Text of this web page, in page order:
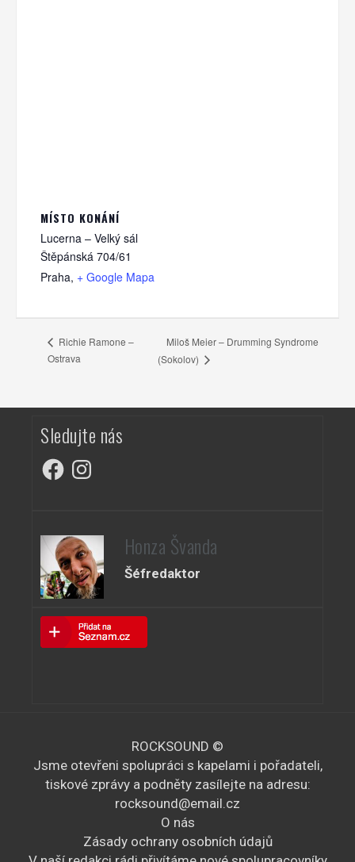
MÍSTO KONÁNÍ
Lucerna – Velký sál
Štěpánská 704/61
Praha, + Google Mapa
Richie Ramone –
Ostrava
Miloš Meier – Drumming Syndrome
(Sokolov)
Sledujte nás
FacebookInstagram
Honza Švanda
Šéfredaktor
ROCKSOUND ©
Jsme otevřeni spolupráci s kapelami i pořadateli,
tiskové zprávy a podněty zasílejte na adresu:
rocksound@email.cz
O nás
Zásady ochrany osobních údajů